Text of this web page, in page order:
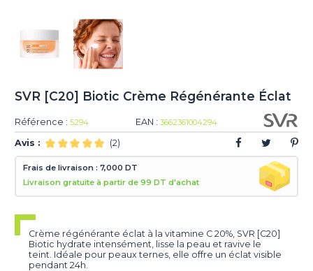
SVR [C20] Biotic Crème Régénérante Éclat
Référence : 5294 EAN : 3662361004294
Avis : (2)
Frais de livraison : 7,000 DT
Livraison gratuite à partir de 99 DT d'achat
Crème régénérante éclat à la vitamine C 20%, SVR [C20]
Biotic hydrate intensément, lisse la peau et ravive le
teint. Idéale pour peaux ternes, elle offre un éclat visible
pendant 24h.